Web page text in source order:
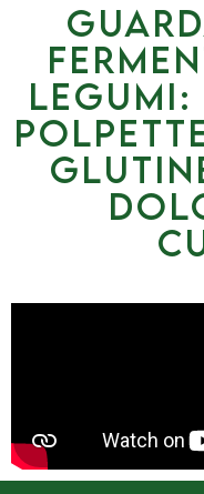
legumi: